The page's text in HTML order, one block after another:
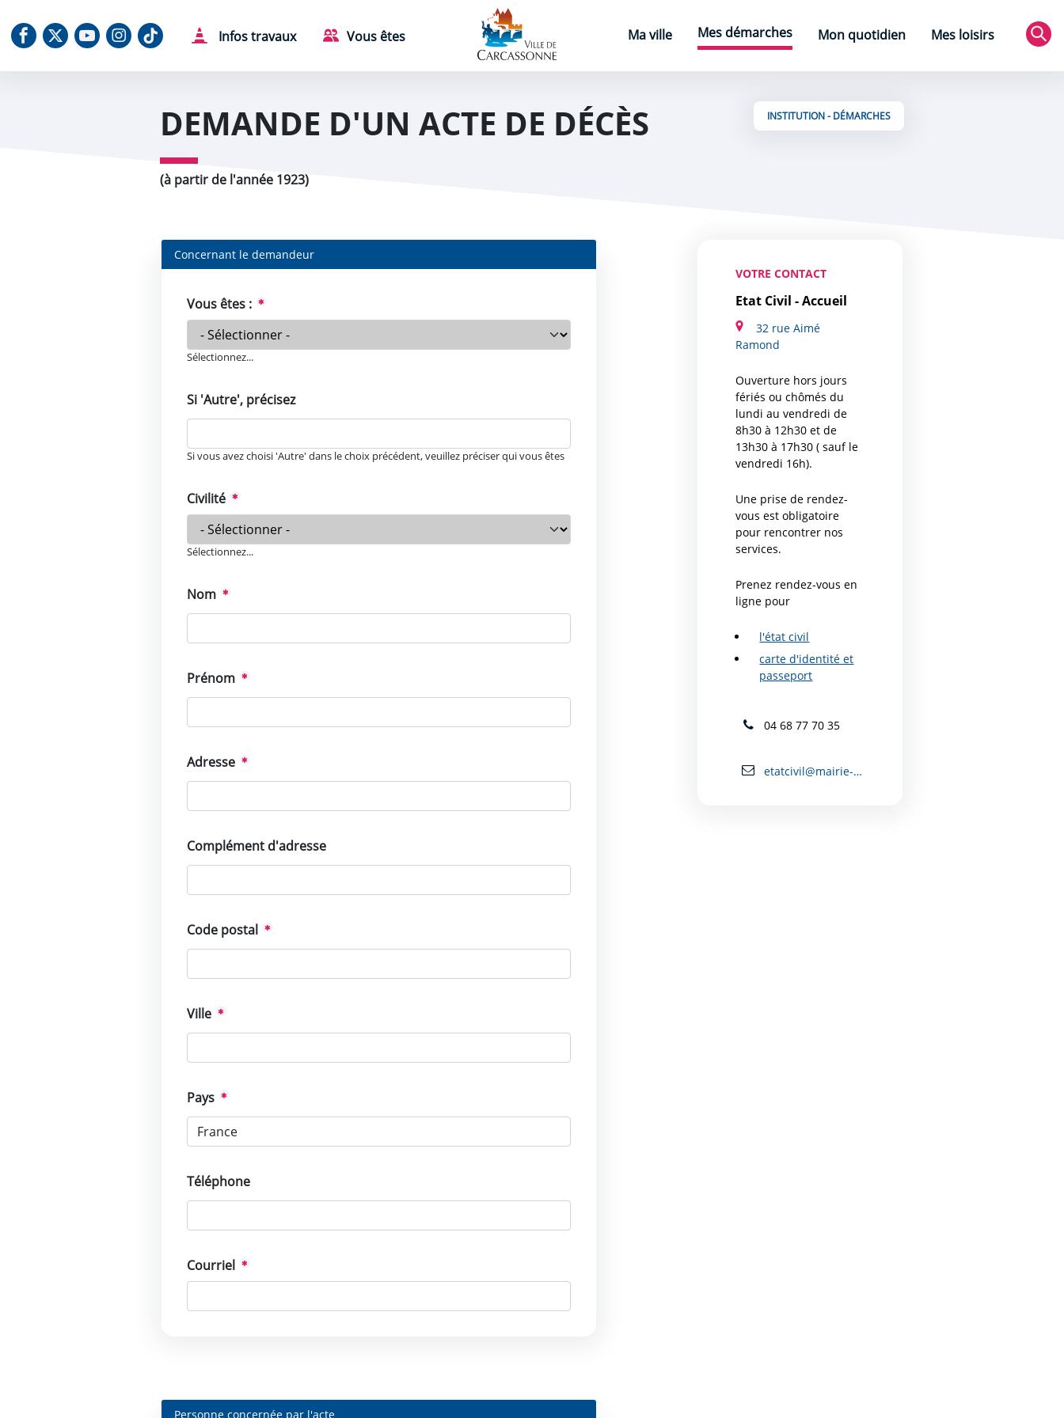
Notre Facebook
Notre X (Twitter)
Notre chaine Youtube
Notre Instagram
Notre TiktokInfos travaux Vous êtes
Page d'accueil
Ma ville
Mes démarches Mon quotidien
Mes loisirs
DEMANDE D'UN ACTE DE DÉCÈS
(à partir de l'année 1923)
INSTITUTION - DÉMARCHES
Concernant le demandeur
Vous êtes :
Sélectionnez...
Si 'Autre', précisez
Si vous avez choisi 'Autre' dans le choix précédent, veuillez préciser qui vous êtes
Civilité
Sélectionnez...
Nom
Prénom
Adresse
Complément d'adresse
Code postal
Ville
Pays
Téléphone
Courriel
Personne concernée par l'acte
VOTRE CONTACT
Etat Civil - Accueil
32 rue Aimé
Ramond
Ouverture hors jours
fériés ou chômés du
lundi au vendredi de
8h30 à 12h30 et de
13h30 à 17h30 ( sauf le
vendredi 16h).
Une prise de rendez-
vous est obligatoire
pour rencontrer nos
services.
Prenez rendez-vous en
ligne pour
l'état civil
carte d'identité et
passeport
04 68 77 70 35
etatcivil@mairie-carcassonne.fr